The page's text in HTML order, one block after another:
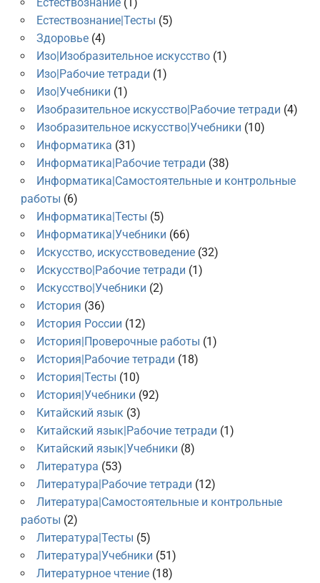
Естествознание|Тесты (5)
Здоровье(4)
Изо|Изобразительное искусство(1)
Изо|Рабочие тетради (1)
Изо|Учебники (1)
Изобразительное искусство|Рабочие тетради (4)
Изобразительное искусство|Учебники (10)
Информатика (31)
Информатика|Рабочие тетради (38)
Информатика|Самостоятельные и контрольные
работы (6)
Информатика|Тесты (5)
Информатика|Учебники (66)
Искусство, искусствоведение(32)
Искусство|Рабочие тетради (1)
Искусство|Учебники (2)
История (36)
История России (12)
История|Проверочные работы (1)
История|Рабочие тетради (18)
История|Тесты (10)
История|Учебники (92)
Китайский язык(3)
Китайский язык|Рабочие тетради (1)
Китайский язык|Учебники (8)
Литература (53)
Литература|Рабочие тетради (12)
Литература|Самостоятельные и контрольные
работы (2)
Литература|Тесты (5)
Литература|Учебники (51)
Литературное чтение(18)